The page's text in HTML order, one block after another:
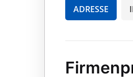
ADRESSE